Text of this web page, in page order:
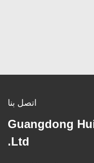
اتصل بنا
Guangdong
Ltd.